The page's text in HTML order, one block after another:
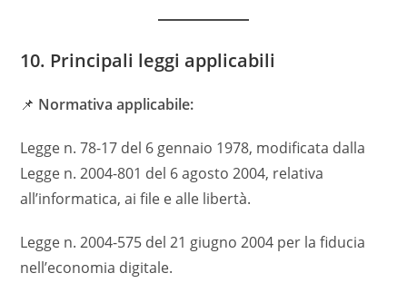
10. Principali leggi applicabili
📌 Normativa applicabile:
Legge n. 78-17 del 6 gennaio 1978, modificata dalla
Legge n. 2004-801 del 6 agosto 2004, relativa
all’informatica, ai file e alle libertà.
Legge n. 2004-575 del 21 giugno 2004 per la fiducia
nell’economia digitale.